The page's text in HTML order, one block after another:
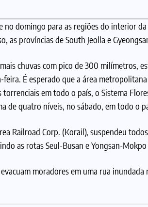
domingo para as regiões do interior
as províncias de South Jeolla e
chuvas com pico de 300 milímetros,
É esperado que a área
em todo o país, o Sistema
de quatro níveis, no sábado, em todo o
Railroad Corp. (Korail), suspendeu
as rotas Seul-Busan e Yongsan-
moradores em uma rua